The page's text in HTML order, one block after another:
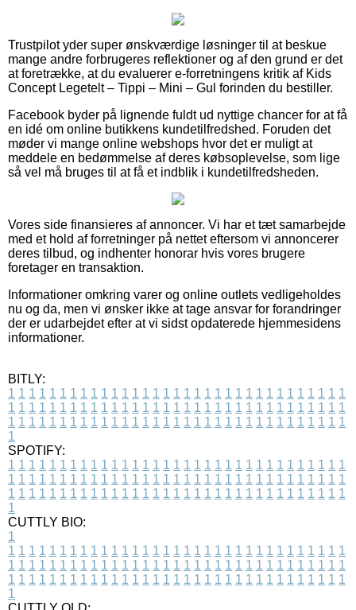
Trustpilot yder super ønskværdige løsninger til at beskue
mange andre forbrugeres reflektioner og af den grund er det
at foretrække, at du evaluerer e-forretningens kritik af Kids
Concept Legetelt – Tippi – Mini – Gul forinden du bestiller.
Facebook byder på lignende fuldt ud nyttige chancer for at få
en idé om online butikkens kundetilfredshed. Foruden det
møder vi mange online webshops hvor det er muligt at
meddele en bedømmelse af deres købsoplevelse, som lige
så vel må bruges til at få et indblik i kundetilfredsheden.
Vores side finansieres af annoncer. Vi har et tæt samarbejde
med et hold af forretninger på nettet eftersom vi annoncerer
deres tilbud, og indhenter honorar hvis vores brugere
foretager en transaktion.
Informationer omkring varer og online outlets vedligeholdes
nu og da, men vi ønsker ikke at tage ansvar for forandringer
der er udarbejdet efter at vi sidst opdaterede hjemmesidens
informationer.
BITLY:
1 1 1 1 1 1 1 1 1 1 1 1 1 1 1 1 1 1 1 1 1 1 1 1 1 1 1 1 1 1 1 1 1
1 1 1 1 1 1 1 1 1 1 1 1 1 1 1 1 1 1 1 1 1 1 1 1 1 1 1 1 1 1 1 1 1
1 1 1 1 1 1 1 1 1 1 1 1 1 1 1 1 1 1 1 1 1 1 1 1 1 1 1 1 1 1 1 1 1
1
SPOTIFY:
1 1 1 1 1 1 1 1 1 1 1 1 1 1 1 1 1 1 1 1 1 1 1 1 1 1 1 1 1 1 1 1 1
1 1 1 1 1 1 1 1 1 1 1 1 1 1 1 1 1 1 1 1 1 1 1 1 1 1 1 1 1 1 1 1 1
1 1 1 1 1 1 1 1 1 1 1 1 1 1 1 1 1 1 1 1 1 1 1 1 1 1 1 1 1 1 1 1 1
1
CUTTLY BIO:
1
1 1 1 1 1 1 1 1 1 1 1 1 1 1 1 1 1 1 1 1 1 1 1 1 1 1 1 1 1 1 1 1 1
1 1 1 1 1 1 1 1 1 1 1 1 1 1 1 1 1 1 1 1 1 1 1 1 1 1 1 1 1 1 1 1 1
1 1 1 1 1 1 1 1 1 1 1 1 1 1 1 1 1 1 1 1 1 1 1 1 1 1 1 1 1 1 1 1 1
1